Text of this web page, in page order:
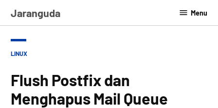
Jaranguda Menu
POSTED
LINUX
Flush Postfix dan
Menghapus Mail Queue